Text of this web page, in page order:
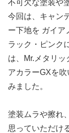
不可欠な塗装や
今回は、キャン
ー下地を ガイア
ラック・ピンク
は、Mr.メタリッ
アカラーGXを
みました。
塗装ムラや擦れ
思っていただけ